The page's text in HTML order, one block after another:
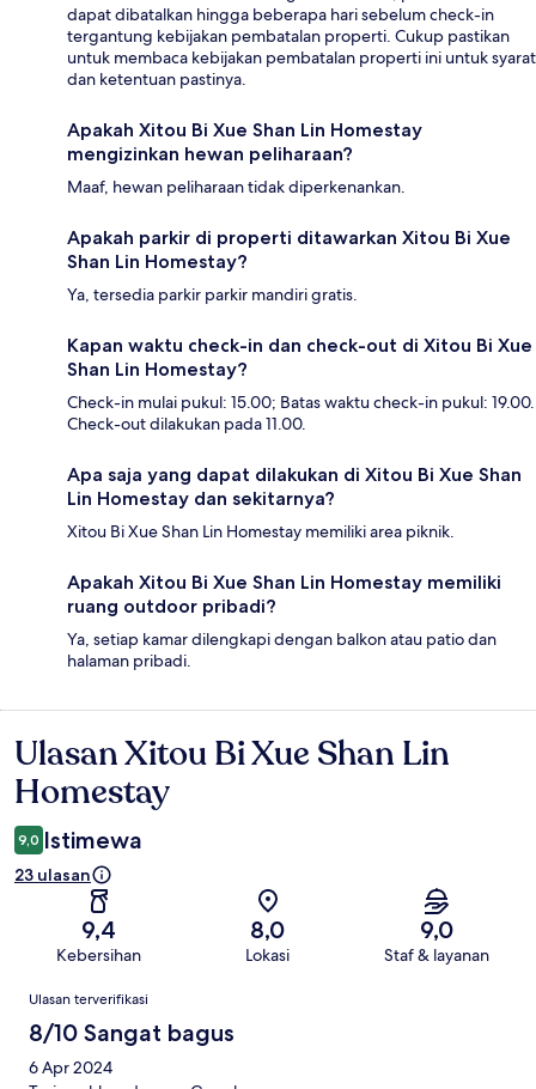
dapat dibatalkan hingga beberapa hari sebelum check-in
tergantung kebijakan pembatalan properti. Cukup pastikan
untuk membaca kebijakan pembatalan properti ini untuk syarat
dan ketentuan pastinya.
Apakah Xitou Bi Xue Shan Lin Homestay
mengizinkan hewan peliharaan?
Maaf, hewan peliharaan tidak diperkenankan.
Apakah parkir di properti ditawarkan Xitou Bi Xue
Shan Lin Homestay?
Ya, tersedia parkir parkir mandiri gratis.
Kapan waktu check-in dan check-out di Xitou Bi Xue
Shan Lin Homestay?
Check-in mulai pukul: 15.00; Batas waktu check-in pukul: 19.00.
Check-out dilakukan pada 11.00.
Apa saja yang dapat dilakukan di Xitou Bi Xue Shan
Lin Homestay dan sekitarnya?
Xitou Bi Xue Shan Lin Homestay memiliki area piknik.
Apakah Xitou Bi Xue Shan Lin Homestay memiliki
ruang outdoor pribadi?
Ya, setiap kamar dilengkapi dengan balkon atau patio dan
halaman pribadi.
Ulasan
Ulasan Xitou Bi Xue Shan Lin
Homestay
9,0 Istimewa
23 ulasan
9,4
Kebersihan
8,0
Lokasi
9,0
Staf & layanan
Ulasan
Ulasan terverifikasi
8/10 Sangat bagus
6 Apr 2024